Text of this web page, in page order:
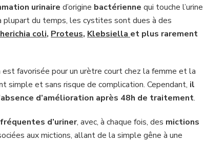
urinaire d’origine bactérienne qui touche l’urine
plupart du temps, les cystites sont dues à des
coli, Proteus, Klebsiella et plus rarement
favorisée pour un urètre court chez la femme et la
simple et sans risque de complication. Cependant, il
d’amélioration après 48h de traitement.
d’uriner, avec, à chaque fois, des mictions
aux mictions, allant de la simple gêne à une